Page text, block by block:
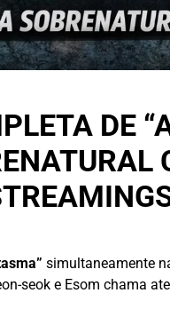
DE
simultaneamente
seok e Esom chama